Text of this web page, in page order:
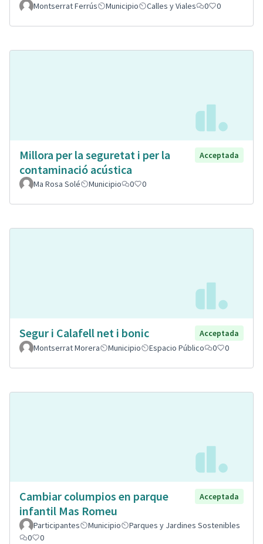
Montserrat Ferrús Municipio Calles y Viales 0 0
Millora per la seguretat i per la
contaminació acústica
Acceptada
Ma Rosa Solé Municipio 0 0
Segur i Calafell net i bonic
Acceptada
Montserrat Morera
Municipio Espacio Público 0 0
Cambiar columpios en parque
infantil Mas Romeu
Acceptada
Participantes Municipio
Parques y Jardines Sostenibles
0
0